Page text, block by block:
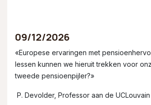
09/12/2026
«Europese ervaringen met
lessen kunnen we hieruit trekken voor
tweede pensioenpijler?»
P. Devolder, Professor aan de UCLouvain